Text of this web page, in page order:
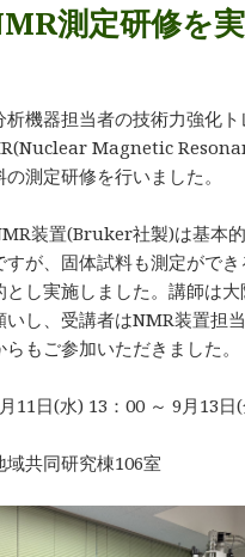
測定研修を
析機器担当者の技術力強化
Magnetic
測定研修を行いました。
装置(Bruker社製)は基本
すが、固体試料も測定がで
とし実施しました。講師は
いし、受講者はNMR装置担当
もご参加いただきました。
11日(水) 13：00 ～ 9月13日
域共同研究棟106室